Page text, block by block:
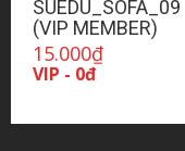
SUEDU_SOFA_09
(VIP MEMBER)
15.000₫
VIP - 0đ